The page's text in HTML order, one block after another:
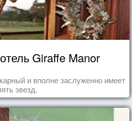
Giraffe Manor
и вполне заслуженно имеет
звезд.